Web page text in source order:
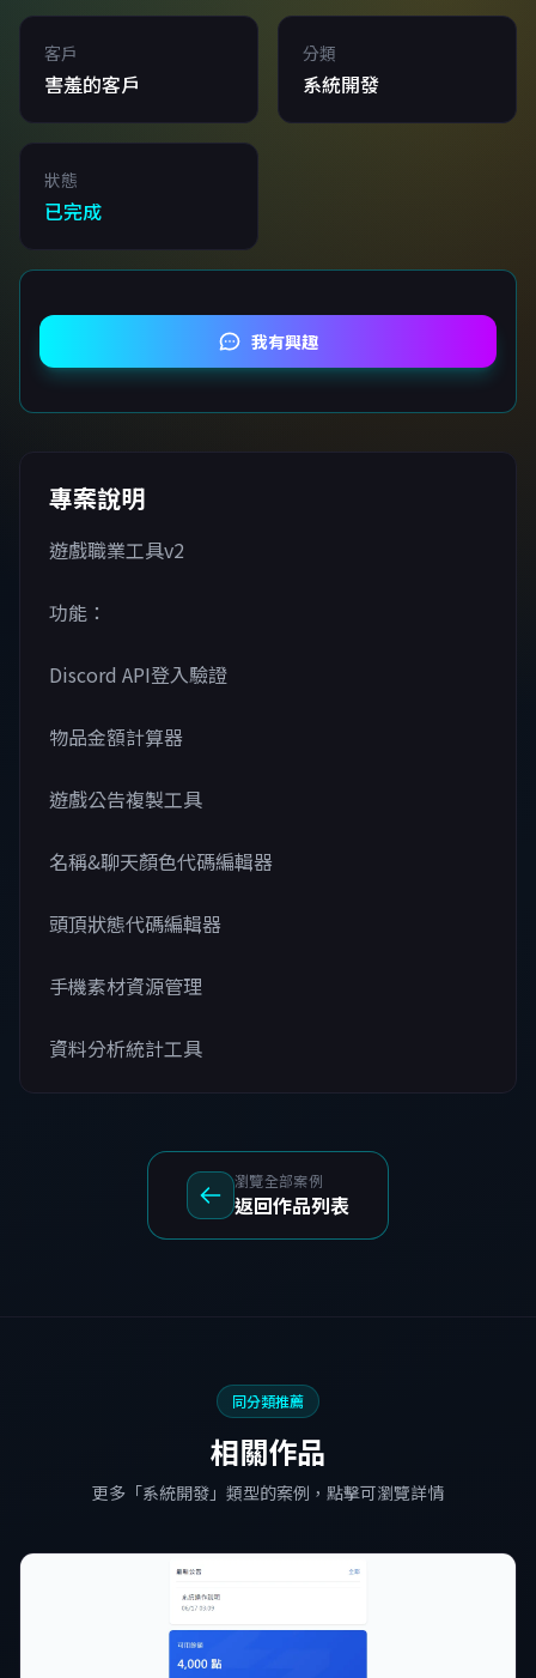
客戶
害羞的客戶
分類
系統開發
狀態
已完成
我有興趣
專案說明
遊戲職業工具v2
功能：
Discord API登入驗證
物品金額計算器
遊戲公告複製工具
名稱&聊天顏色代碼編輯器
頭頂狀態代碼編輯器
手機素材資源管理
資料分析統計工具
瀏覽全部案例
返回作品列表
同分類推薦
相關作品
更多「系統開發」類型的案例，點擊可瀏覽詳情